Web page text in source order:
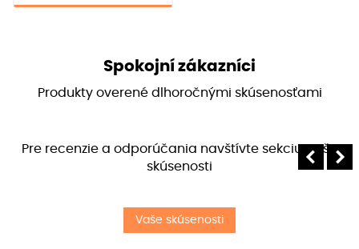
Spokojní zákazníci
Produkty overené dlhoročnými skúsenosťami
Pre recenzie a odporúčania navštívte sekciu Vaše
skúsenosti
Vaše skúsenosti